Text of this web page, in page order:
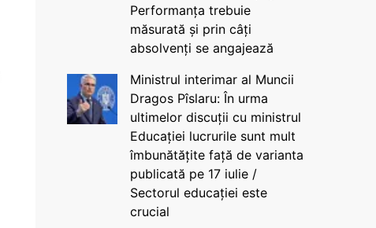
Performanța trebuie
măsurată și prin câți
absolvenți se angajează
Ministrul interimar al Muncii
Dragos Pîslaru: În urma
ultimelor discuții cu ministrul
Educației lucrurile sunt mult
îmbunătățite față de varianta
publicată pe 17 iulie /
Sectorul educației este
crucial